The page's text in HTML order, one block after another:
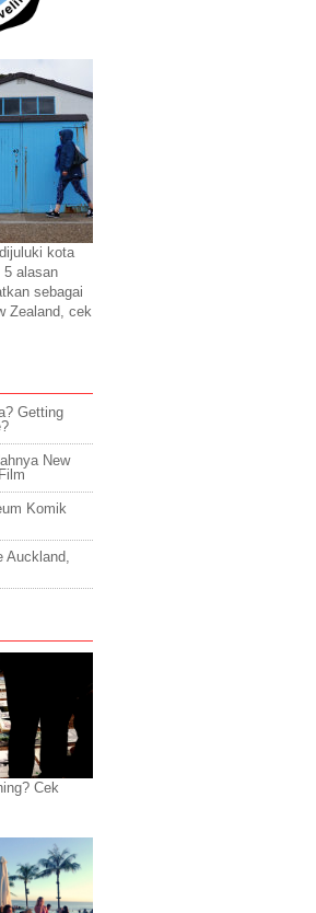
kota
5 alasan
sebagai
Zealand, cek
Getting
New
Komik
Auckland,
Cek